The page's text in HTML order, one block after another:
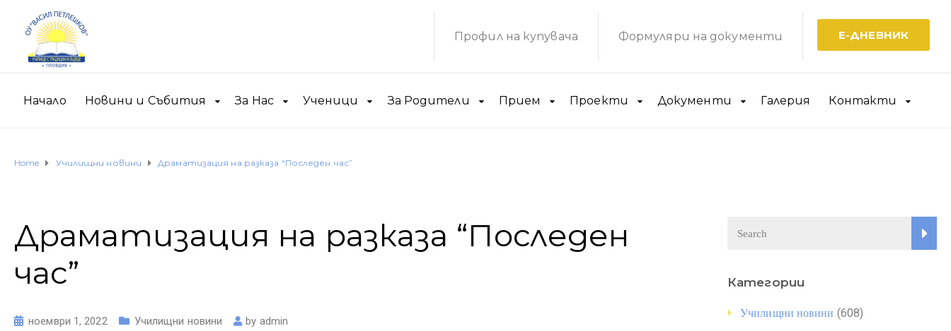
Профил на купувача Формуляри на документи Е-ДНЕВНИК
Начало Новини и Събития За Нас Ученици За Родители Прием Проекти Документи Галерия Контакти
Home Училищни новини Драматизация на разказа “Последен час”
Драматизация на разказа “Последен
час”
ноември 1, 2022 Училищни новини by admin
Категории
Училищни новини (608)